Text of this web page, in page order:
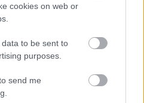
cookies on web or
to be sent to
purposes.
send me